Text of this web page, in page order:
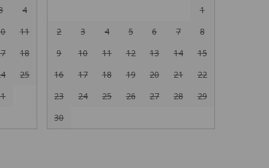
4
11
18
25
1
2
3 4 5 6 7
8
9
10 11 12 13 14
15
16
17 18 19 20 21
22
23
24 25 26 27 28
29
30